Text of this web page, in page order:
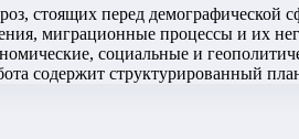
стоящих перед
миграционные процессы и их
социальные и
содержит структурированный